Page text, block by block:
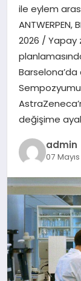
SPOR
TEKNOLOJI
YAŞAM
ile eylem
ANTWERPEN,
2026 / Yapay
değişime
admin
07